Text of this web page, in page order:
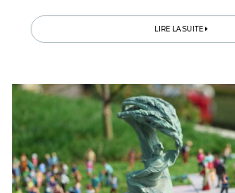
épisode dédié au...
LIRE LA SUITE